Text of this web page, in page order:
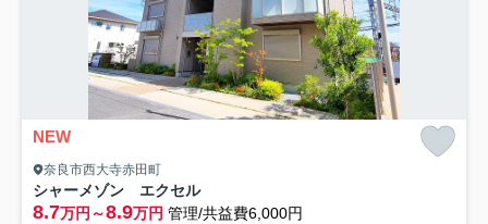
NEW
奈良市西大寺赤田町
シャーメゾン エクセル
8.7万円～8.9万円 管理/共益費6,000円